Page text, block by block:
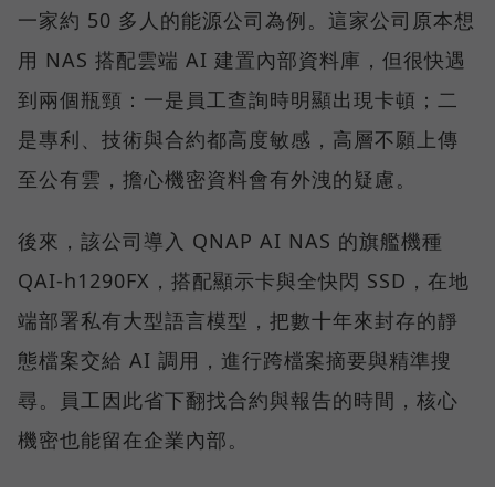
一家約 50 多人的能源公司為例。這家公司原本想
用 NAS 搭配雲端 AI 建置內部資料庫，但很快遇
到兩個瓶頸：一是員工查詢時明顯出現卡頓；二
是專利、技術與合約都高度敏感，高層不願上傳
至公有雲，擔心機密資料會有外洩的疑慮。
後來，該公司導入 QNAP AI NAS 的旗艦機種
QAI-h1290FX，搭配顯示卡與全快閃 SSD，在地
端部署私有大型語言模型，把數十年來封存的靜
態檔案交給 AI 調用，進行跨檔案摘要與精準搜
尋。員工因此省下翻找合約與報告的時間，核心
機密也能留在企業內部。